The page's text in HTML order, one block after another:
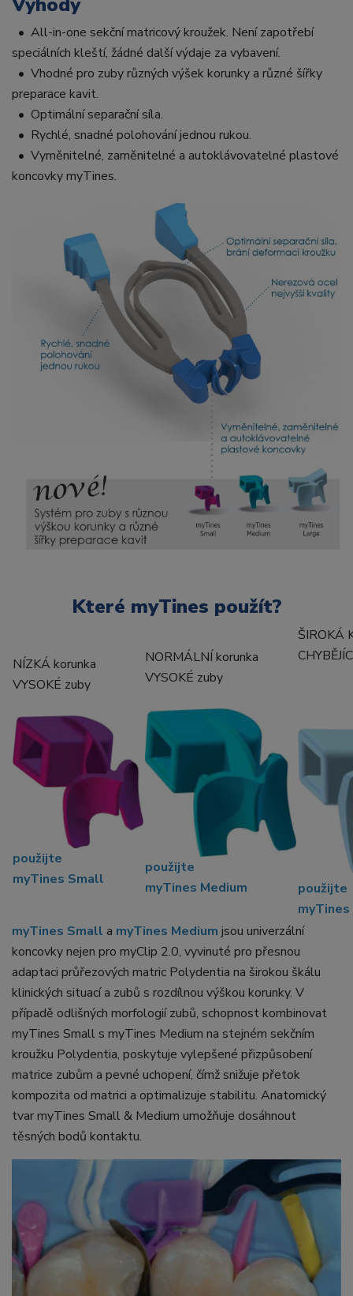
• All-in-one sekční matricový kroužek. Není zapotřebí
speciálních kleští, žádné další výdaje za vybavení.
• Vhodné pro zuby různých výšek korunky a různé šířky
preparace kavit.
• Optimální separační síla.
• Rychlé, snadné polohování jednou rukou.
• Vyměnitelné, zaměnitelné a autoklávovatelné plastové
koncovky myTines.
Které myTines použít?
NÍZKÁ korunka
VYSOKÉ zuby
použijte
myTines Small
NORMÁLNÍ korunka
VYSOKÉ zuby
použijte
myTines Medium
ŠIROKÁ
použijte
myTines Small a myTines Medium jsou univerzální
koncovky nejen pro myClip 2.0, vyvinuté pro přesnou
adaptaci průřezových matric Polydentia na širokou škálu
klinických situací a zubů s rozdílnou výškou korunky. V
případě odlišných morfologií zubů, schopnost kombinovat
myTines Small s myTines Medium na stejném sekčním
kroužku Polydentia, poskytuje vylepšené přizpůsobení
matrice zubům a pevné uchopení, čímž snižuje přetok
kompozita od matrici a optimalizuje stabilitu. Anatomický
tvar myTines Small & Medium umožňuje dosáhnout
těsných bodů kontaktu.